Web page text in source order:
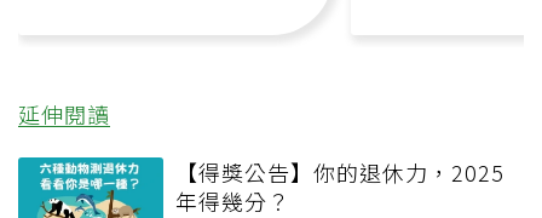
延伸閱讀
【得獎公告】你的退休力，2025
年得幾分？